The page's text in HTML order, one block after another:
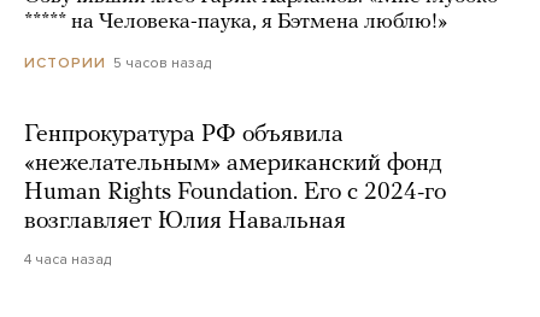
***** на Человека-паука, я Бэтмена люблю!»
ИСТОРИИ 5 часов назад
Генпрокуратура РФ объявила
«нежелательным» американский фонд
Human Rights Foundation. Его с 2024-го
возглавляет Юлия Навальная
4 часа назад